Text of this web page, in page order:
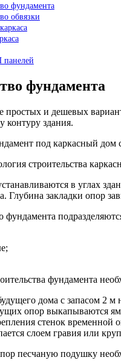
фундамента
обвязки
фундамента
и дешевых
контуру здания.
под каркасный дом
в углах
Глубина закладки опор
фундамента
фундамента
дома с запасом 2
опор выкапываются
стенок временной
слоем гравия или
песчаную подушку